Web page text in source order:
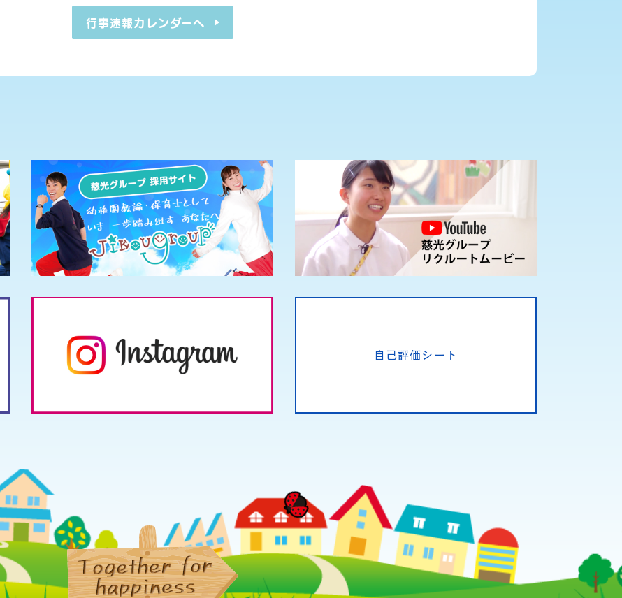
行事速報カレンダーへ
自己評価シート